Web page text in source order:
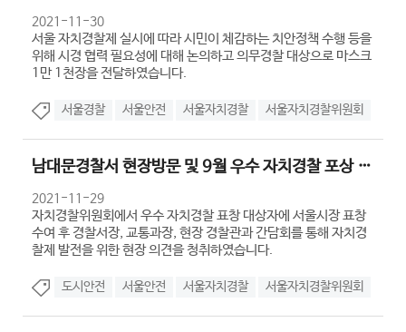
2021-11-30
서울 자치경찰제 실시에 따라 시민이 체감하는 치안정책 수행 등을
위해 시경 협력 필요성에 대해 논의하고 의무경찰 대상으로 마스크
1만 1천장을 전달하였습니다.
서울경찰 서울안전 서울자치경찰 서울자치경찰위원회
남대문경찰서 현장방문 및 9월 우수 자치경찰 포상 수여
2021-11-29
자치경찰위원회에서 우수 자치경찰 표창 대상자에 서울시장 표창
수여 후 경찰서장, 교통과장, 현장 경찰관과 간담회를 통해 자치경
찰제 발전을 위한 현장 의견을 청취하였습니다.
도시안전 서울안전 서울자치경찰 서울자치경찰위원회